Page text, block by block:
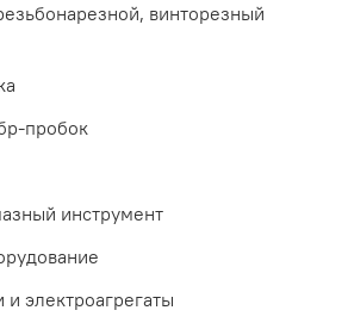
винторезный
пробок
инструмент
и электроагрегаты